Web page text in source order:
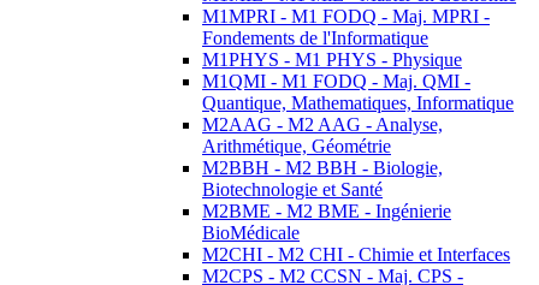
M1MPRI - M1 FODQ - Maj. MPRI -
Fondements de l'Informatique
M1PHYS - M1 PHYS - Physique
M1QMI - M1 FODQ - Maj. QMI -
Quantique, Mathematiques, Informatique
M2AAG - M2 AAG - Analyse,
Arithmétique, Géométrie
M2BBH - M2 BBH - Biologie,
Biotechnologie et Santé
M2BME - M2 BME - Ingénierie
BioMédicale
M2CHI - M2 CHI - Chimie et Interfaces
M2CPS - M2 CCSN - Maj. CPS -